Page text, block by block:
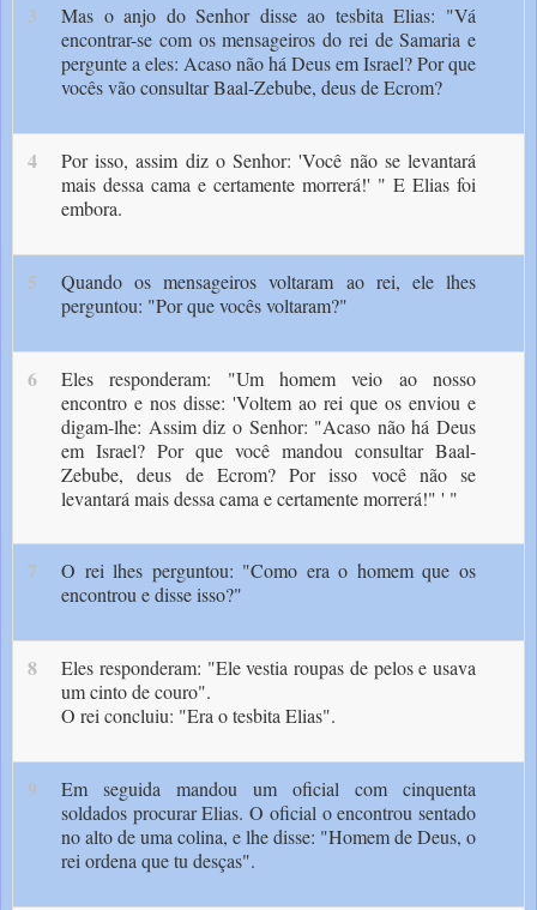
3
Mas o anjo do Senhor disse ao tesbita Elias: "Vá
encontrar-se com os mensageiros do rei de Samaria e
pergunte a eles: Acaso não há Deus em Israel? Por que
vocês vão consultar Baal-Zebube, deus de Ecrom?
4
Por isso, assim diz o Senhor: 'Você não se levantará
mais dessa cama e certamente morrerá!' " E Elias foi
embora.
5
Quando os mensageiros voltaram ao rei, ele lhes
perguntou: "Por que vocês voltaram?"
6
Eles responderam: "Um homem veio ao nosso
encontro e nos disse: 'Voltem ao rei que os enviou e
digam-lhe: Assim diz o Senhor: "Acaso não há Deus
em Israel? Por que você mandou consultar Baal-
Zebube, deus de Ecrom? Por isso você não se
levantará mais dessa cama e certamente morrerá!" ' "
7
O rei lhes perguntou: "Como era o homem que os
encontrou e disse isso?"
8
Eles responderam: "Ele vestia roupas de pelos e usava
um cinto de couro".
O rei concluiu: "Era o tesbita Elias".
9
Em seguida mandou um oficial com cinquenta
soldados procurar Elias. O oficial o encontrou sentado
no alto de uma colina, e lhe disse: "Homem de Deus, o
rei ordena que tu desças".